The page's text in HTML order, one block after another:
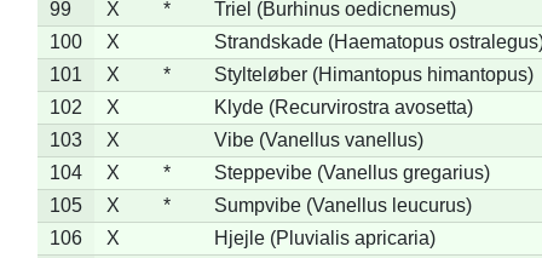
99 X *
Triel (Burhinus oedicnemus)
100
X
Strandskade (Haematopus
101
X *
Stylteløber (Himantopus himantopus)
102
X
Klyde (Recurvirostra avosetta)
103
X
Vibe (Vanellus vanellus)
104
X *
Steppevibe (Vanellus gregarius)
105
X *
Sumpvibe (Vanellus leucurus)
106
X
Hjejle (Pluvialis apricaria)